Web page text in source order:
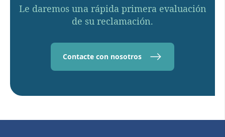
Le daremos una rápida primera evaluación
de su reclamación.
Contacte con nosotros